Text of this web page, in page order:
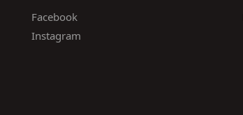
Facebook
Instagram